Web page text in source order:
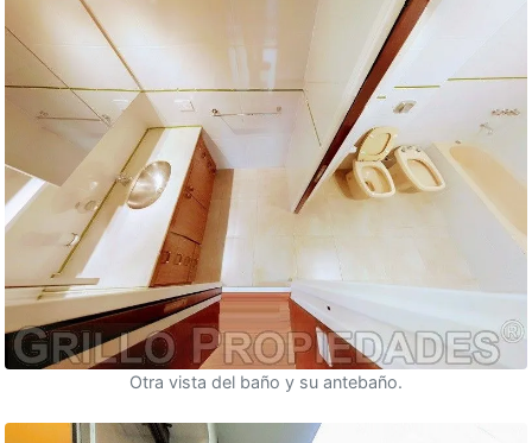
Otra vista del baño y su antebaño.